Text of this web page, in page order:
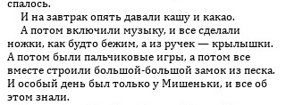
спалось.
И на завтрак опять давали кашу и какао.
А потом включили музыку, и все сделали
ножки, как будто бежим, а из ручек — крылышки.
А потом были пальчиковые игры, а потом все
вместе строили большой-большой замок из песка.
И особый день был только у Мишеньки, и все об
этом знали.